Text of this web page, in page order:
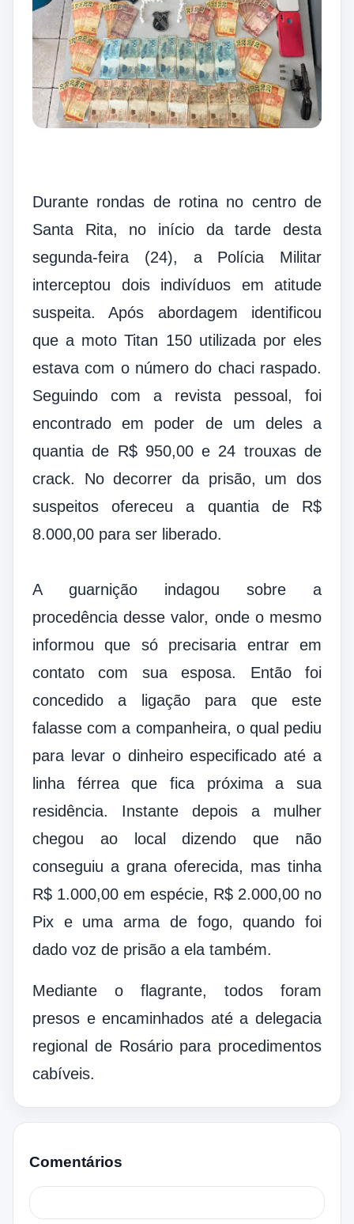
Durante rondas de rotina no centro de
Santa Rita, no início da tarde desta
segunda-feira (24), a Polícia Militar
interceptou dois indivíduos em atitude
suspeita. Após abordagem identificou
que a moto Titan 150 utilizada por eles
estava com o número do chaci raspado.
Seguindo com a revista pessoal, foi
encontrado em poder de um deles a
quantia de R$ 950,00 e 24 trouxas de
crack. No decorrer da prisão, um dos
suspeitos ofereceu a quantia de R$
8.000,00 para ser liberado.
A guarnição indagou sobre a
procedência desse valor, onde o mesmo
informou que só precisaria entrar em
contato com sua esposa. Então foi
concedido a ligação para que este
falasse com a companheira, o qual pediu
para levar o dinheiro especificado até a
linha férrea que fica próxima a sua
residência. Instante depois a mulher
chegou ao local dizendo que não
conseguiu a grana oferecida, mas tinha
R$ 1.000,00 em espécie, R$ 2.000,00 no
Pix e uma arma de fogo, quando foi
dado voz de prisão a ela também.
Mediante o flagrante, todos foram
presos e encaminhados até a delegacia
regional de Rosário para procedimentos
cabíveis.
Comentários